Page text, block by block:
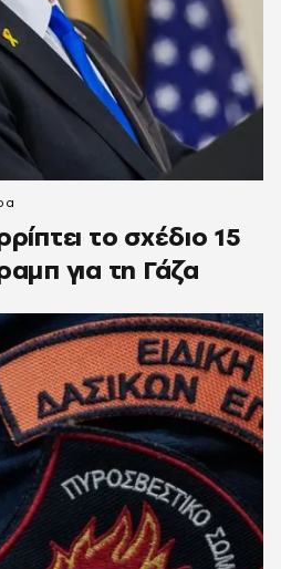
το σχέδιο 15
για τη Γάζα